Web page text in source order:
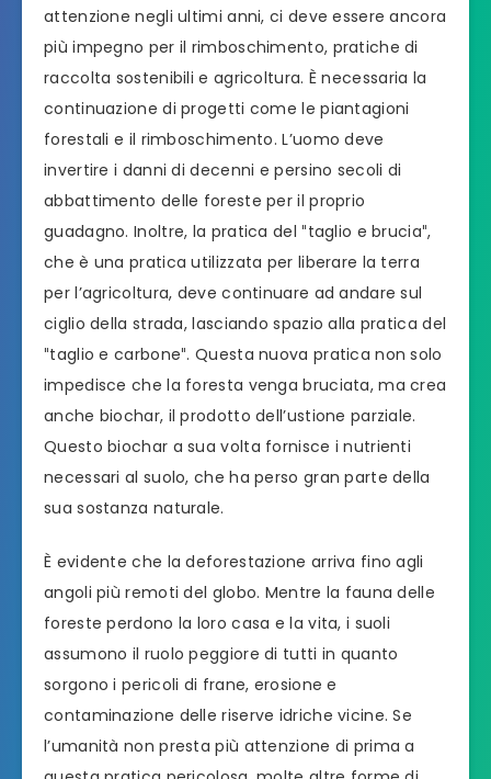
attenzione negli ultimi anni, ci deve essere ancora
più impegno per il rimboschimento, pratiche di
raccolta sostenibili e agricoltura. È necessaria la
continuazione di progetti come le piantagioni
forestali e il rimboschimento. L’uomo deve
invertire i danni di decenni e persino secoli di
abbattimento delle foreste per il proprio
guadagno. Inoltre, la pratica del ″taglio e brucia″,
che è una pratica utilizzata per liberare la terra
per l’agricoltura, deve continuare ad andare sul
ciglio della strada, lasciando spazio alla pratica del
″taglio e carbone″. Questa nuova pratica non solo
impedisce che la foresta venga bruciata, ma crea
anche biochar, il prodotto dell’ustione parziale.
Questo biochar a sua volta fornisce i nutrienti
necessari al suolo, che ha perso gran parte della
sua sostanza naturale.
È evidente che la deforestazione arriva fino agli
angoli più remoti del globo. Mentre la fauna delle
foreste perdono la loro casa e la vita, i suoli
assumono il ruolo peggiore di tutti in quanto
sorgono i pericoli di frane, erosione e
contaminazione delle riserve idriche vicine. Se
l’umanità non presta più attenzione di prima a